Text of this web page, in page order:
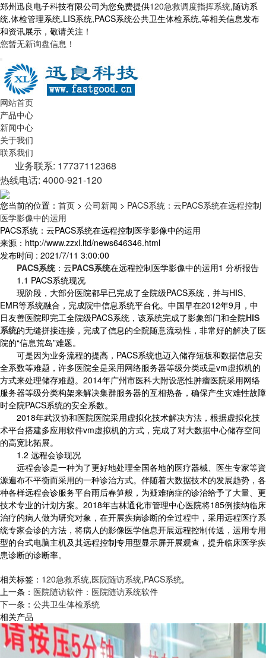
郑州迅良电子科技有限公司为您免费提供120急救调度指挥系统,随访系
统,体检管理系统,LIS系统,PACS系统公共卫生体检系统,等相关信息发布
和资讯展示，敬请关注！
您暂无新询盘信息！
网站首页
产品中心
新闻中心
关于我们
联系我们
业务联系: 17737112368
热线电话: 4000-921-120
您当前的位置： 首页 > 公司新闻 > PACS系统：云PACS系统在远程控制
医学影像中的运用
PACS系统：云PACS系统在远程控制医学影像中的运用
来源：http://www.zzxl.ltd/news646346.html
发布时间 : 2021/7/11 3:00:00
PACS系统：云PACS系统在远程控制医学影像中的运用1 分析报告
1.1 PACS系统现况
现阶段，大部分医院都早已完成了全院级PACS系统，并与HIS、
EMR等系统融合，完成院中信息系统平台化。中国早在2012年9月，中
日友善医院即完工全院级PACS系统，该系统完成了影象部门和全院HIS
系统的无缝拼接连接，完成了信息的全院随意流动性，非常好的解决了医
院的“信息荒岛”难题。
可是因为业务流程的提高，PACS系统也迈入储存短板和数据信息安
全系数等难题，许多医院全是采用网络服务器等级分类或是vm虚拟机的
方式来处理储存难题。2014年广州市医科大附设恶性肿瘤医院采用网络
服务器等级分类构架来解决集群服务器的互相热备，确保产生灾难性故障
时全院PACS系统的安全系数。
2018年武汉协和医院医院采用虚拟化技术解决方法，根据虚拟化技
术平台搭建多应用软件vm虚拟机的方式，完成了对大数据中心储存空间
的高宽比拓展。
1.2 远程会诊现况
远程会诊是一种为了更好地处理全国各地的医疗器械、医生专家等資
源遍布不平衡而采用的一种诊治方式。伴随着大数据技术的发展趋势，各
种各样远程会诊服务平台雨后春笋般，为疑难病症的诊治给予了大量、更
技术专业的计划方案。2018年吉林通化市管理中心医院将185例接纳临床
治疗的病人做为研究对象，在开展疾病诊断的全过程中，采用远程医疗系
统专家会诊的方法，将病人的影像医学信息开展远程控制传送，运用专用
型的台式电脑主机及其远程控制专用型显示屏开展观查，提升临床医学疾
患诊断的诊断率。
相关标签： 120急救系统,医院随访系统,PACS系统,
上一条： 医院随访软件：医院随访系统软件
下一条： 公共卫生体检系统
相关产品